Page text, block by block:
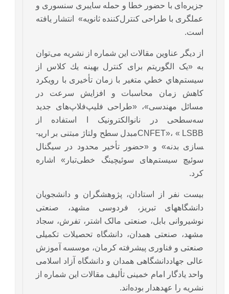
جزیره‌ای با حضور خطا و حمله سایبری سنسوری و
عملگری با طراحی کنترل‌کننده ثانویه» انتشار یافته
است.
از دیگر عناوین مقالات این شماره از نشریه می‌توان
به «یک الگوریتم برای کنترل بهينه يك كلاس از
سيستم‌هاي خطي متغير با زمان تأخیری با رویکرد
کاهش زمان محاسبات و افزایش سرعت در
مسائل مهندسی»‌، «طراحی فلیپ‌فلاپ‌های جدید
سه‌سطحی در نانوالکترونیک ا استفاده از
CNFET»، « LSBBمبدل سطح ولتاژ مبتنی بر اریب­
سازی بدنه» و «حضور تأخیر محدود در سیگنال
سوئیچ سیستم‌های سوئیچینگ خطی‌تبار» اشاره
کرد.
بیست نفر از استادان، پژوهشگران و دانشجویان
دانشگاه­های تبریز، فردوسی مشهد، صنعتی
نوشیروانی بابل، صنعتی مالک اشتر، تفرش، سجاد
مشهد، صنعتی همدان، دانشگاه تحصیلات تکمیلی
صنعتی و فناوری پیشرفته کرمان، موسسه آموزش
عالی جهاددانشگاهی همدان و دانشگاه آزاد اسلامی
واحد یادگار امام خمینی تألیف مقالات این شماره از
نشریه را عهده­دار بوده‌اند.